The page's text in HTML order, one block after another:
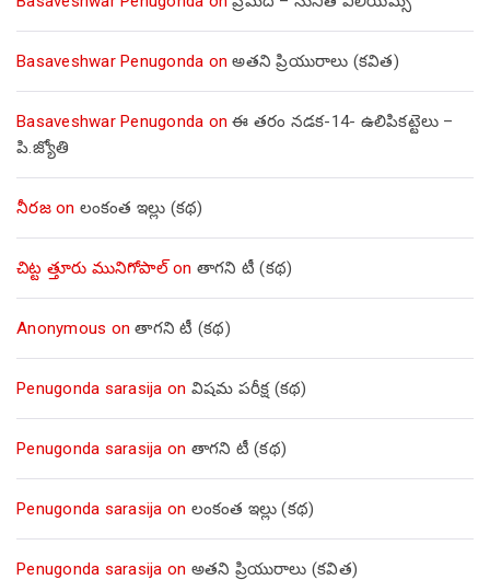
Basaveshwar Penugonda onఅతని ప్రియురాలు (కవిత)
Basaveshwar Penugonda onఈ తరం నడక-14- ఉలిపికట్టెలు –
పి.జ్యోతి
నీరజon లంకంత ఇల్లు (కథ)
చిట్ట త్తూరు మునిగోపాల్on తాగని టీ (కథ)
Anonymous onతాగని టీ (కథ)
Penugonda sarasija on విషమ పరీక్ష (క‌థ‌)
Penugonda sarasija on తాగని టీ (కథ)
Penugonda sarasija on లంకంత ఇల్లు (కథ)
Penugonda sarasija on అతని ప్రియురాలు (కవిత)